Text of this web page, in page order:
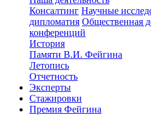
Консалтинг Научные
дипломатия Общественная
конференций
История
Памяти В.И. Фейгина
Летопись
Отчетность
Эксперты
Стажировки
Премия Фейгина